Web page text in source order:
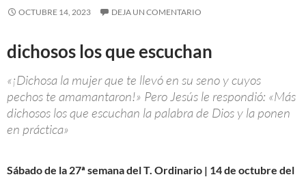
OCTUBRE 14, 2023 DEJA UN COMENTARIO
dichosos los que escuchan
«¡Dichosa la mujer que te llevó en su seno y cuyos
pechos te amamantaron!» Pero Jesús le respondió: «Más
dichosos los que escuchan la palabra de Dios y la ponen
en práctica»
Sábado de la 27ª semana del T. Ordinario | 14 de octubre del